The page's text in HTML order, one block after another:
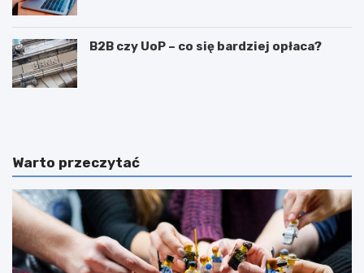
B2B czy UoP – co się bardziej opłaca?
J
g
ę
z
a
r
a
b
J
c
e
c
h
y
p
o
Warto przeczytać